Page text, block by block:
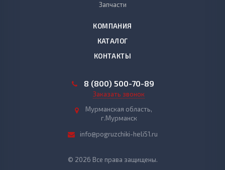
Запчасти
КОМПАНИЯ
КАТАЛОГ
КОНТАКТЫ
8 (800) 500-70-89
Заказать звонок
Мурманская область,
г.Мурманск
info@pogruzchiki-heli51.ru
© 2026 Все права защищены.